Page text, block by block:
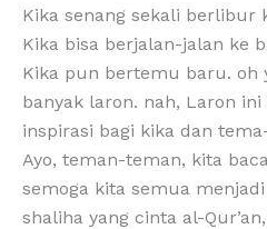
Kika senang sekali berlibur
Kika bisa berjalan-jalan ke
Kika pun bertemu baru. oh
banyak laron. nah, Laron
inspirasi bagi kika dan
Ayo, teman-teman, kita
semoga kita semua
shaliha yang cinta al-